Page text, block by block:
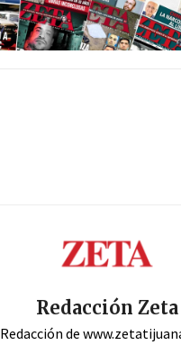
Redacción Zeta
Redacción de